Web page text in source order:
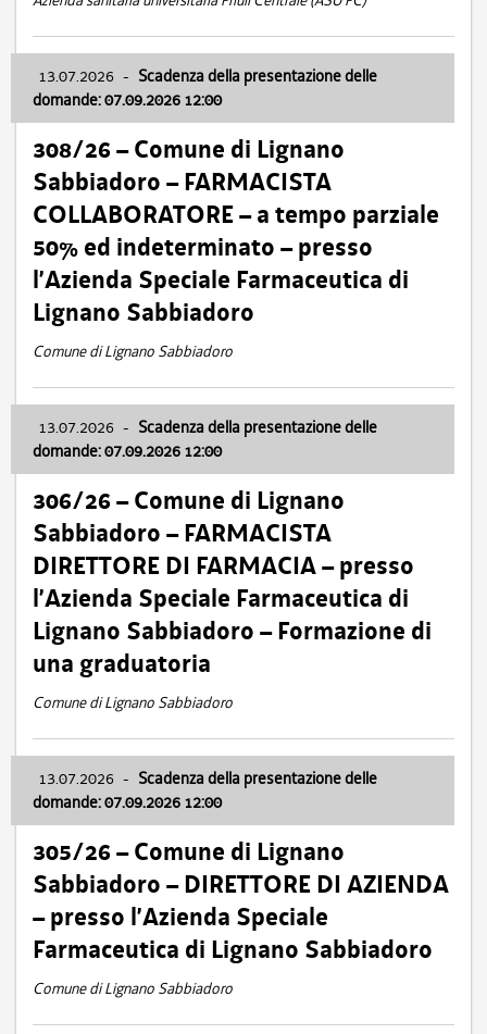
13.07.2026 - Scadenza della presentazione delle
domande: 07.09.2026 12:00
308/26 – Comune di Lignano
Sabbiadoro – FARMACISTA
COLLABORATORE – a tempo parziale
50% ed indeterminato – presso
l’Azienda Speciale Farmaceutica di
Lignano Sabbiadoro
Comune di Lignano Sabbiadoro
13.07.2026 - Scadenza della presentazione delle
domande: 07.09.2026 12:00
306/26 – Comune di Lignano
Sabbiadoro – FARMACISTA
DIRETTORE DI FARMACIA – presso
l’Azienda Speciale Farmaceutica di
Lignano Sabbiadoro – Formazione di
una graduatoria
Comune di Lignano Sabbiadoro
13.07.2026 - Scadenza della presentazione delle
domande: 07.09.2026 12:00
305/26 – Comune di Lignano
Sabbiadoro – DIRETTORE DI AZIENDA
– presso l’Azienda Speciale
Farmaceutica di Lignano Sabbiadoro
Comune di Lignano Sabbiadoro